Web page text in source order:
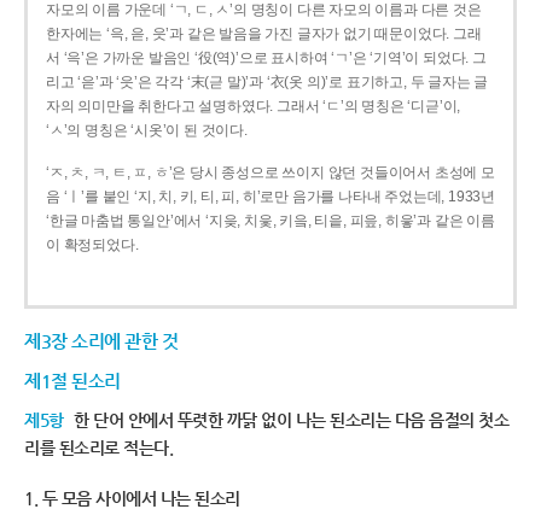
자모의 이름 가운데 ‘ㄱ, ㄷ, ㅅ’의 명칭이 다른 자모의 이름과 다른 것은
한자에는 ‘윽, 읃, 읏’과 같은 발음을 가진 글자가 없기 때문이었다. 그래
서 ‘윽’은 가까운 발음인 ‘役(역)’으로 표시하여 ‘ㄱ’은 ‘기역’이 되었다. 그
리고 ‘읃’과 ‘읏’은 각각 ‘末(귿 말)’과 ‘衣(옷 의)’로 표기하고, 두 글자는 글
자의 의미만을 취한다고 설명하였다. 그래서 ‘ㄷ’의 명칭은 ‘디귿’이,
‘ㅅ’의 명칭은 ‘시옷’이 된 것이다.
‘ㅈ, ㅊ, ㅋ, ㅌ, ㅍ, ㅎ’은 당시 종성으로 쓰이지 않던 것들이어서 초성에 모
음 ‘ㅣ’를 붙인 ‘지, 치, 키, 티, 피, 히’로만 음가를 나타내 주었는데, 1933년
‘한글 마춤법 통일안’에서 ‘지읒, 치읓, 키읔, 티읕, 피읖, 히읗’과 같은 이름
이 확정되었다.
제3장 소리에 관한 것
제1절 된소리
제5항 한 단어 안에서 뚜렷한 까닭 없이 나는 된소리는 다음 음절의 첫소
리를 된소리로 적는다.
1. 두 모음 사이에서 나는 된소리